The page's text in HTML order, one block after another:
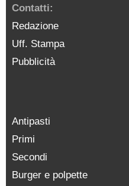
Contatti:
Redazione
Uff. Stampa
Pubblicità
Antipasti
Primi
Secondi
Burger e polpette